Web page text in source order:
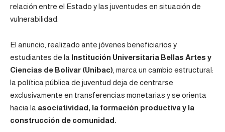
relación entre el Estado y las juventudes en situación de
vulnerabilidad.
El anuncio, realizado ante jóvenes beneficiarios y
estudiantes de la Institución Universitaria Bellas Artes y
Ciencias de Bolívar (Unibac) , marca un cambio estructural:
la política pública de juventud deja de centrarse
exclusivamente en transferencias monetarias y se orienta
hacia la asociatividad, la formación productiva y la
construcción de comunidad.